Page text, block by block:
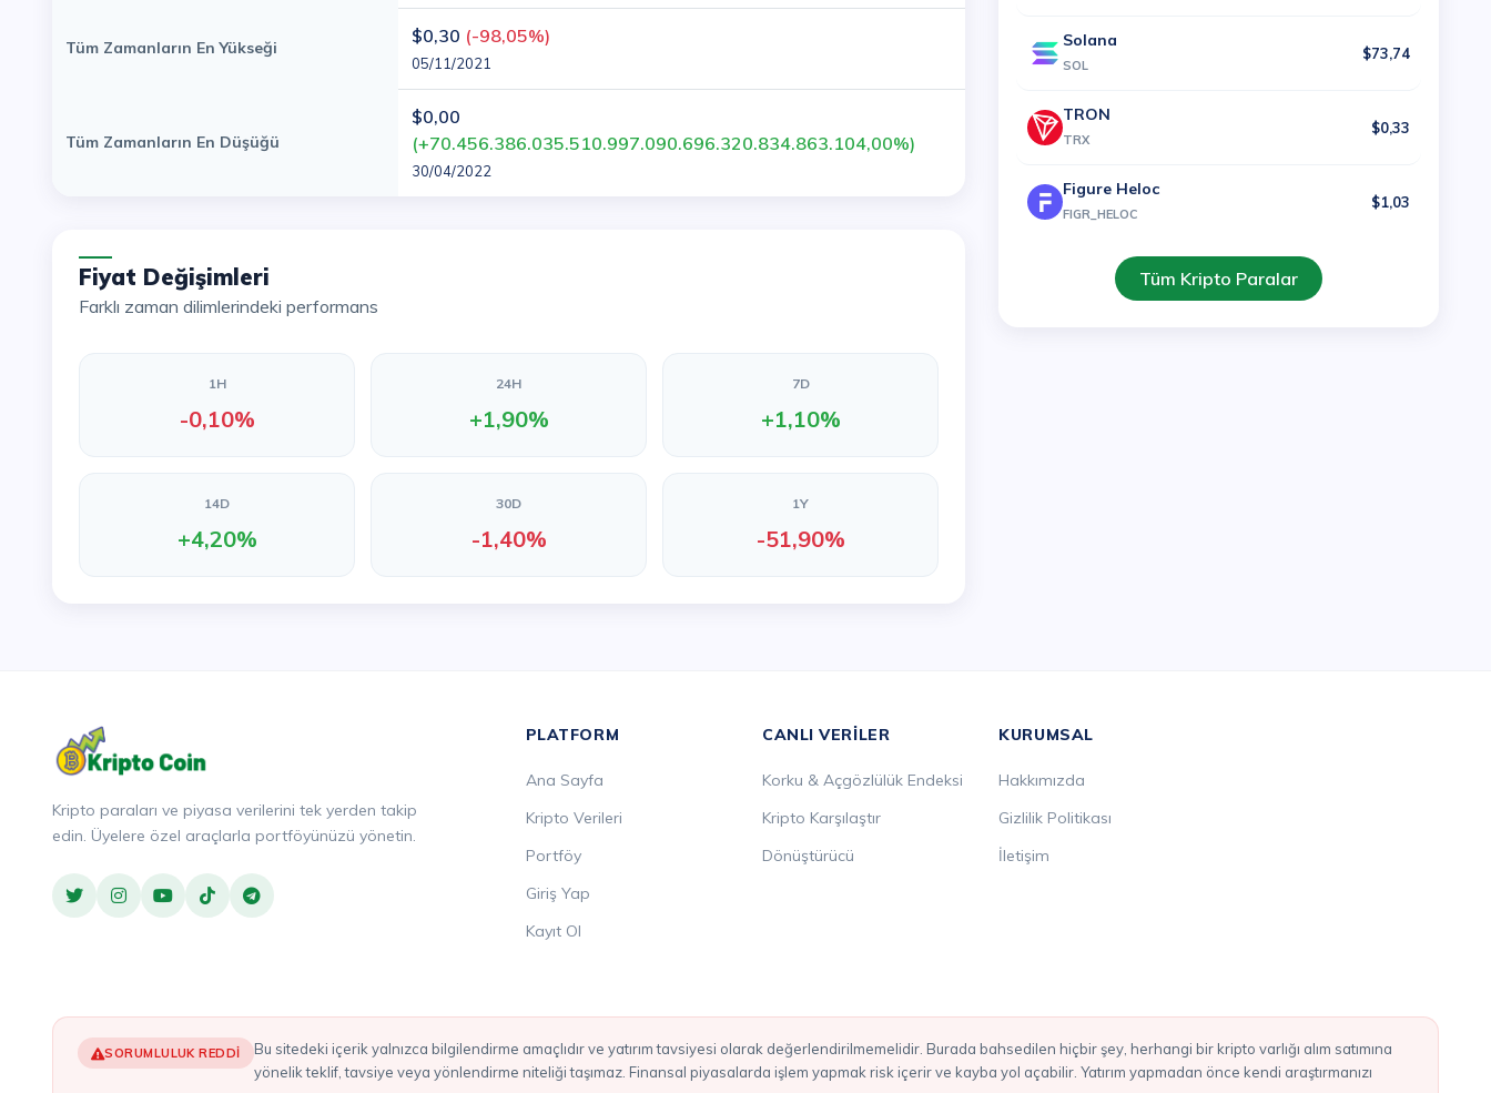
Tüm Zamanların En Yükseği
$0,30 (-98,05%)
05/11/2021
Tüm Zamanların En Düşüğü
$0,00
(+70.456.386.035.510.997.090.696.320.834.863.104,00%)
30/04/2022
Fiyat Değişimleri
Farklı zaman dilimlerindeki performans
1H
-0,10%
24H
+1,90%
7D
+1,10%
14D
+4,20%
30D
-1,40%
1Y
-51,90%
Solana
SOL
$73,74
TRON
TRX
$0,33
Figure Heloc
FIGR_HELOC
$1,03
Tüm Kripto Paralar
Kripto paraları ve piyasa verilerini tek yerden takip
edin. Üyelere özel araçlarla portföyünüzü yönetin.
PLATFORM
Ana Sayfa
Kripto Verileri
Portföy
Giriş Yap
Kayıt Ol
CANLI VERILER
Korku & Açgözlülük Endeksi
Kripto Karşılaştır
Dönüştürücü
KURUMSAL
Hakkımızda
Gizlilik Politikası
İletişim
SORUMLULUK REDDI
Bu sitedeki içerik yalnızca bilgilendirme amaçlıdır ve yatırım tavsiyesi olarak değerlendirilmemelidir. Burada bahsedilen hiçbir şey, herhangi bir kripto varlığı alım satımına
yönelik teklif, tavsiye veya yönlendirme niteliği taşımaz. Finansal piyasalarda işlem yapmak risk içerir ve kayba yol açabilir. Yatırım yapmadan önce kendi araştırmanızı